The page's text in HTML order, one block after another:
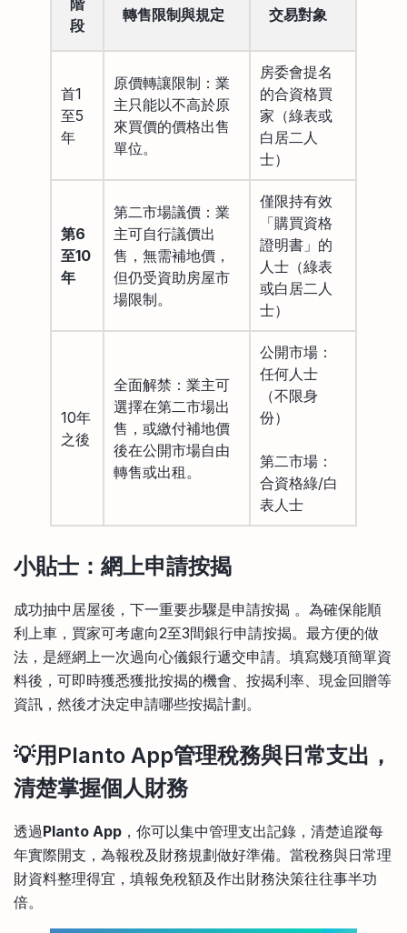
階
段
轉售限制與規定 交易對象
首1
至5
年
原價轉讓限制：業
主只能以不高於原
來買價的價格出售
單位。
房委會提名
的合資格買
家（綠表或
白居二人
士）
第6
至10
年
第二市場議價：業
主可自行議價出
售，無需補地價，
但仍受資助房屋市
場限制。
僅限持有效
「購買資格
證明書」的
人士（綠表
或白居二人
士）
10年
之後
全面解禁：業主可
選擇在第二市場出
售，或繳付補地價
後在公開市場自由
轉售或出租。
公開市場：
任何人士
（不限身
份）
第二市場：
合資格綠/白
表人士
小貼士：網上申請按揭
成功抽中居屋後，下一重要步驟是申請按揭 。為確保能順
利上車，買家可考慮向2至3間銀行申請按揭。最方便的做
法，是經網上一次過向心儀銀行遞交申請。填寫幾項簡單資
料後，可即時獲悉獲批按揭的機會、按揭利率、現金回贈等
資訊，然後才決定申請哪些按揭計劃。
💡用Planto App管理稅務與日常支出，
清楚掌握個人財務
透過Planto App ，你可以集中管理支出記錄，清楚追蹤每
年實際開支，為報稅及財務規劃做好準備。當稅務與日常理
財資料整理得宜，填報免稅額及作出財務決策往往事半功
倍。